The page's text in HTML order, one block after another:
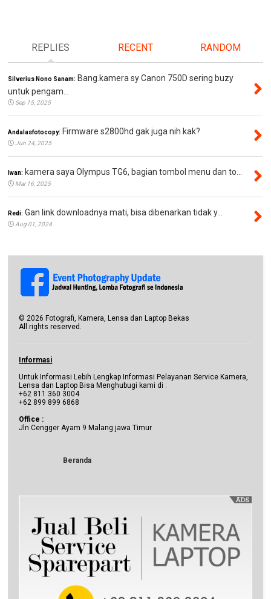
REPLIES RECENT RANDOM
Silverius Nono Sanam: Bang.kamera sy Canon 750D sering buzy
untuk pengam...
Sep 15, 2025
Andalasfotocopy: Firmware s2800hd gak juga nih kak?
Jun 24, 2025
Iwan: kamera saya Olympus TG6, bagian tombol menu dan to...
Mar 16, 2025
Redi: Gan link downloadnya mati, bisa dibenarkan tidak y...
Aug 01, 2024
©2026 Fotografi, Kamera, Lensa dan Laptop Bekas
All rights reserved.
Informasi
Untuk Informasi Lebih Lengkap Informasi Pelayanan Service Kamera,
Lensa dan Laptop Bisa Menghubugi kami di :
+62 811 360 3004
+62 899 899 6868
Office :
Jln Cengger Ayam 9 Malang jawa Timur
Beranda